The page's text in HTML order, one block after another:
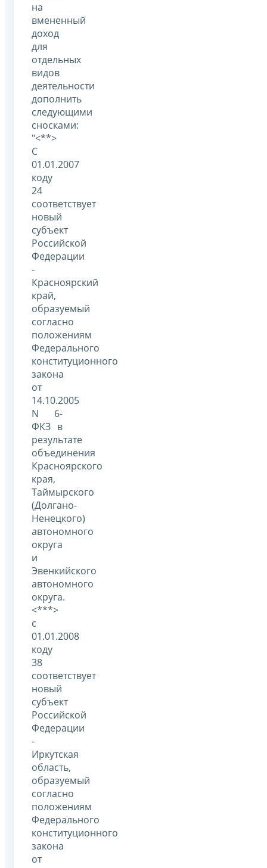
на
вмененный
доход
для
отдельных
видов
деятельности
дополнить
следующими
сносками:
"<**>
С
01.01.2007
коду
24
соответствует
новый
субъект
Российской
Федерации
-
Красноярский
край,
образуемый
согласно
положениям
Федерального
конституционного
закона
от
14.10.2005
N 6-
ФКЗ в
результате
объединения
Красноярского
края,
Таймырского
(Долгано-
Ненецкого)
автономного
округа
и
Эвенкийского
автономного
округа.
<***>
с
01.01.2008
коду
38
соответствует
новый
субъект
Российской
Федерации
-
Иркутская
область,
образуемый
согласно
положениям
Федерального
конституционного
закона
от